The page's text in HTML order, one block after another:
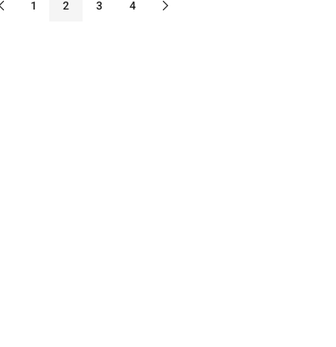
1 2 3 4